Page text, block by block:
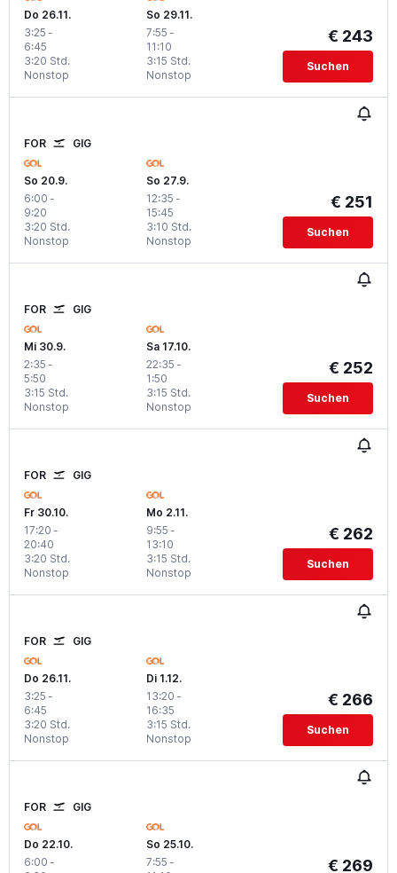
Do 26.11.
3:25 -
6:45
Nonstop
3:20 Std.
So 29.11.
7:55 -
11:10
Nonstop
3:15 Std.
€ 243
Suchen
FOR GIG
So 20.9.
6:00 -
9:20
Nonstop
3:20 Std.
So 27.9.
12:35 -
15:45
Nonstop
3:10 Std.
€ 251
Suchen
FOR GIG
Mi 30.9.
2:35 -
5:50
Nonstop
3:15 Std.
Sa 17.10.
22:35 -
1:50
Nonstop
3:15 Std.
€ 252
Suchen
FOR GIG
Fr 30.10.
17:20 -
20:40
Nonstop
3:20 Std.
Mo 2.11.
9:55 -
13:10
Nonstop
3:15 Std.
€ 262
Suchen
FOR GIG
Do 26.11.
3:25 -
6:45
Nonstop
3:20 Std.
Di 1.12.
13:20 -
16:35
Nonstop
3:15 Std.
€ 266
Suchen
FOR GIG
Do 22.10.
6:00 -
So 25.10.
7:55 -
€ 269